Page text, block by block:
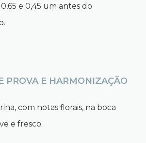
0,65 e 0,45 um antes do
PROVA E HARMONIZAÇÃO
com notas florais, na boca
e fresco.